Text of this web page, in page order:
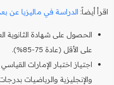
اقرأ أيضاً: الدراسة في ماليزيا عن
الحصول على شهادة الثانوية
على الأقل (عادة 75-85%).
والإنجليزية والرياضيات